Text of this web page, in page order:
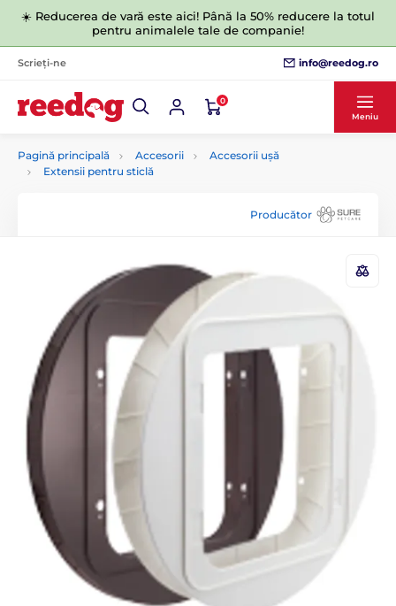
☀️ Reducerea de vară este aici! Până la 50% reducere la totul
pentru animalele tale de companie!
Scrieți-ne info@reedog.ro
0
Meniu
Pagină principală Accesorii
Accesorii ușă
Extensii pentru sticlă
Producător